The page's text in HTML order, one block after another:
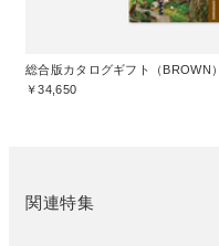
総合版カタログギフト（BROWN）
￥34,650
関連特集